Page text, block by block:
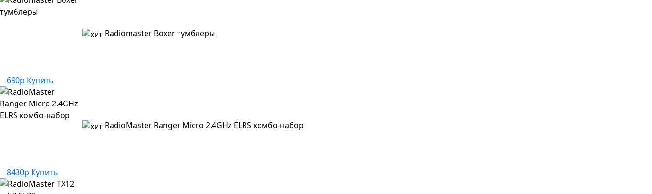
Radiomaster Boxer тумблеры
690р Купить
RadioMaster Ranger Micro 2.4GHz ELRS комбо-набор
8430р Купить